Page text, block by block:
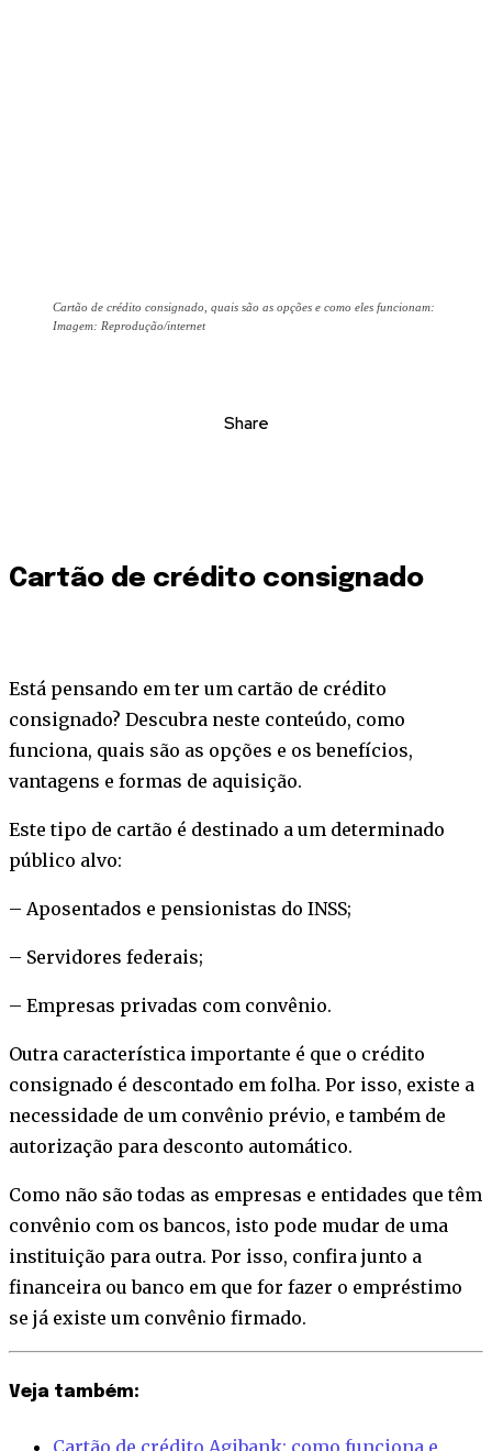
Cartão de crédito consignado, quais são as opções e como eles funcionam:
Imagem: Reprodução/internet
Share
Cartão de crédito consignado
Está pensando em ter um cartão de crédito
consignado? Descubra neste conteúdo, como
funciona, quais são as opções e os benefícios,
vantagens e formas de aquisição.
Este tipo de cartão é destinado a um determinado
público alvo:
– Aposentados e pensionistas do INSS;
– Servidores federais;
– Empresas privadas com convênio.
Outra característica importante é que o crédito
consignado é descontado em folha. Por isso, existe a
necessidade de um convênio prévio, e também de
autorização para desconto automático.
Como não são todas as empresas e entidades que têm
convênio com os bancos, isto pode mudar de uma
instituição para outra. Por isso, confira junto a
financeira ou banco em que for fazer o empréstimo
se já existe um convênio firmado.
Veja também:
Cartão de crédito Agibank: como funciona e